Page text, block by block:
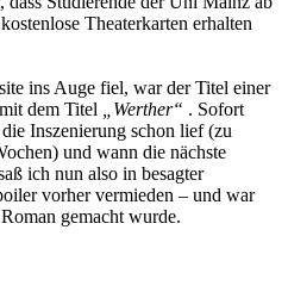
Theaterkarten erhalten
ins Auge fiel, war der Titel einer
dem Titel „Werther“ . Sofort
Inszenierung schon lief (zu
und wann die nächste
ich nun also in besagter
vorher vermieden – und war
gemacht wurde.